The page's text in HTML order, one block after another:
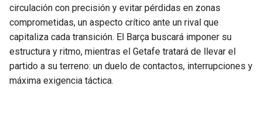
circulación con precisión y evitar pérdidas en zonas
comprometidas, un aspecto crítico ante un rival que
capitaliza cada transición. El Barça buscará imponer su
estructura y ritmo, mientras el Getafe tratará de llevar el
partido a su terreno: un duelo de contactos, interrupciones y
máxima exigencia táctica.